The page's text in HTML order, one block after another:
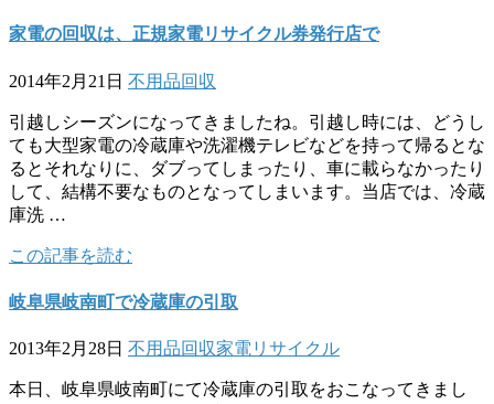
家電の回収は、正規家電リサイクル券発行店で
2014年2月21日 不用品回収
引越しシーズンになってきましたね。引越し時には、どうし
ても大型家電の冷蔵庫や洗濯機テレビなどを持って帰るとな
るとそれなりに、ダブってしまったり、車に載らなかったり
して、結構不要なものとなってしまいます。当店では、冷蔵
庫洗 …
この記事を読む
岐阜県岐南町で冷蔵庫の引取
2013年2月28日 不用品回収家電リサイクル
本日、岐阜県岐南町にて冷蔵庫の引取をおこなってきまし